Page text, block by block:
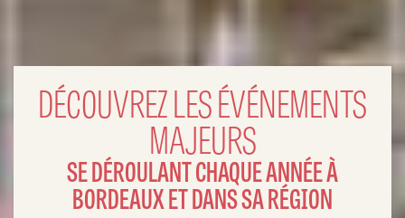
DÉCOUVREZ LES ÉVÉNEMENTS
MAJEURS
SE DÉROULANT CHAQUE ANNÉE À
BORDEAUX ET DANS SA RÉGION